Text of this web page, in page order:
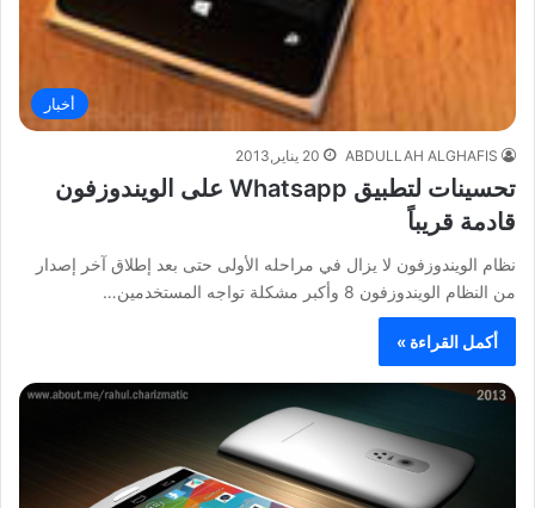
أخبار
ABDULLAH ALGHAFIS 20 يناير,2013
تحسينات لتطبيق Whatsapp على الويندوزفون
قادمة قريباً
نظام الويندوزفون لا يزال في مراحله الأولى حتى بعد إطلاق آخر إصدار
من النظام الويندوزفون 8 وأكبر مشكلة تواجه المستخدمين…
أكمل القراءة »